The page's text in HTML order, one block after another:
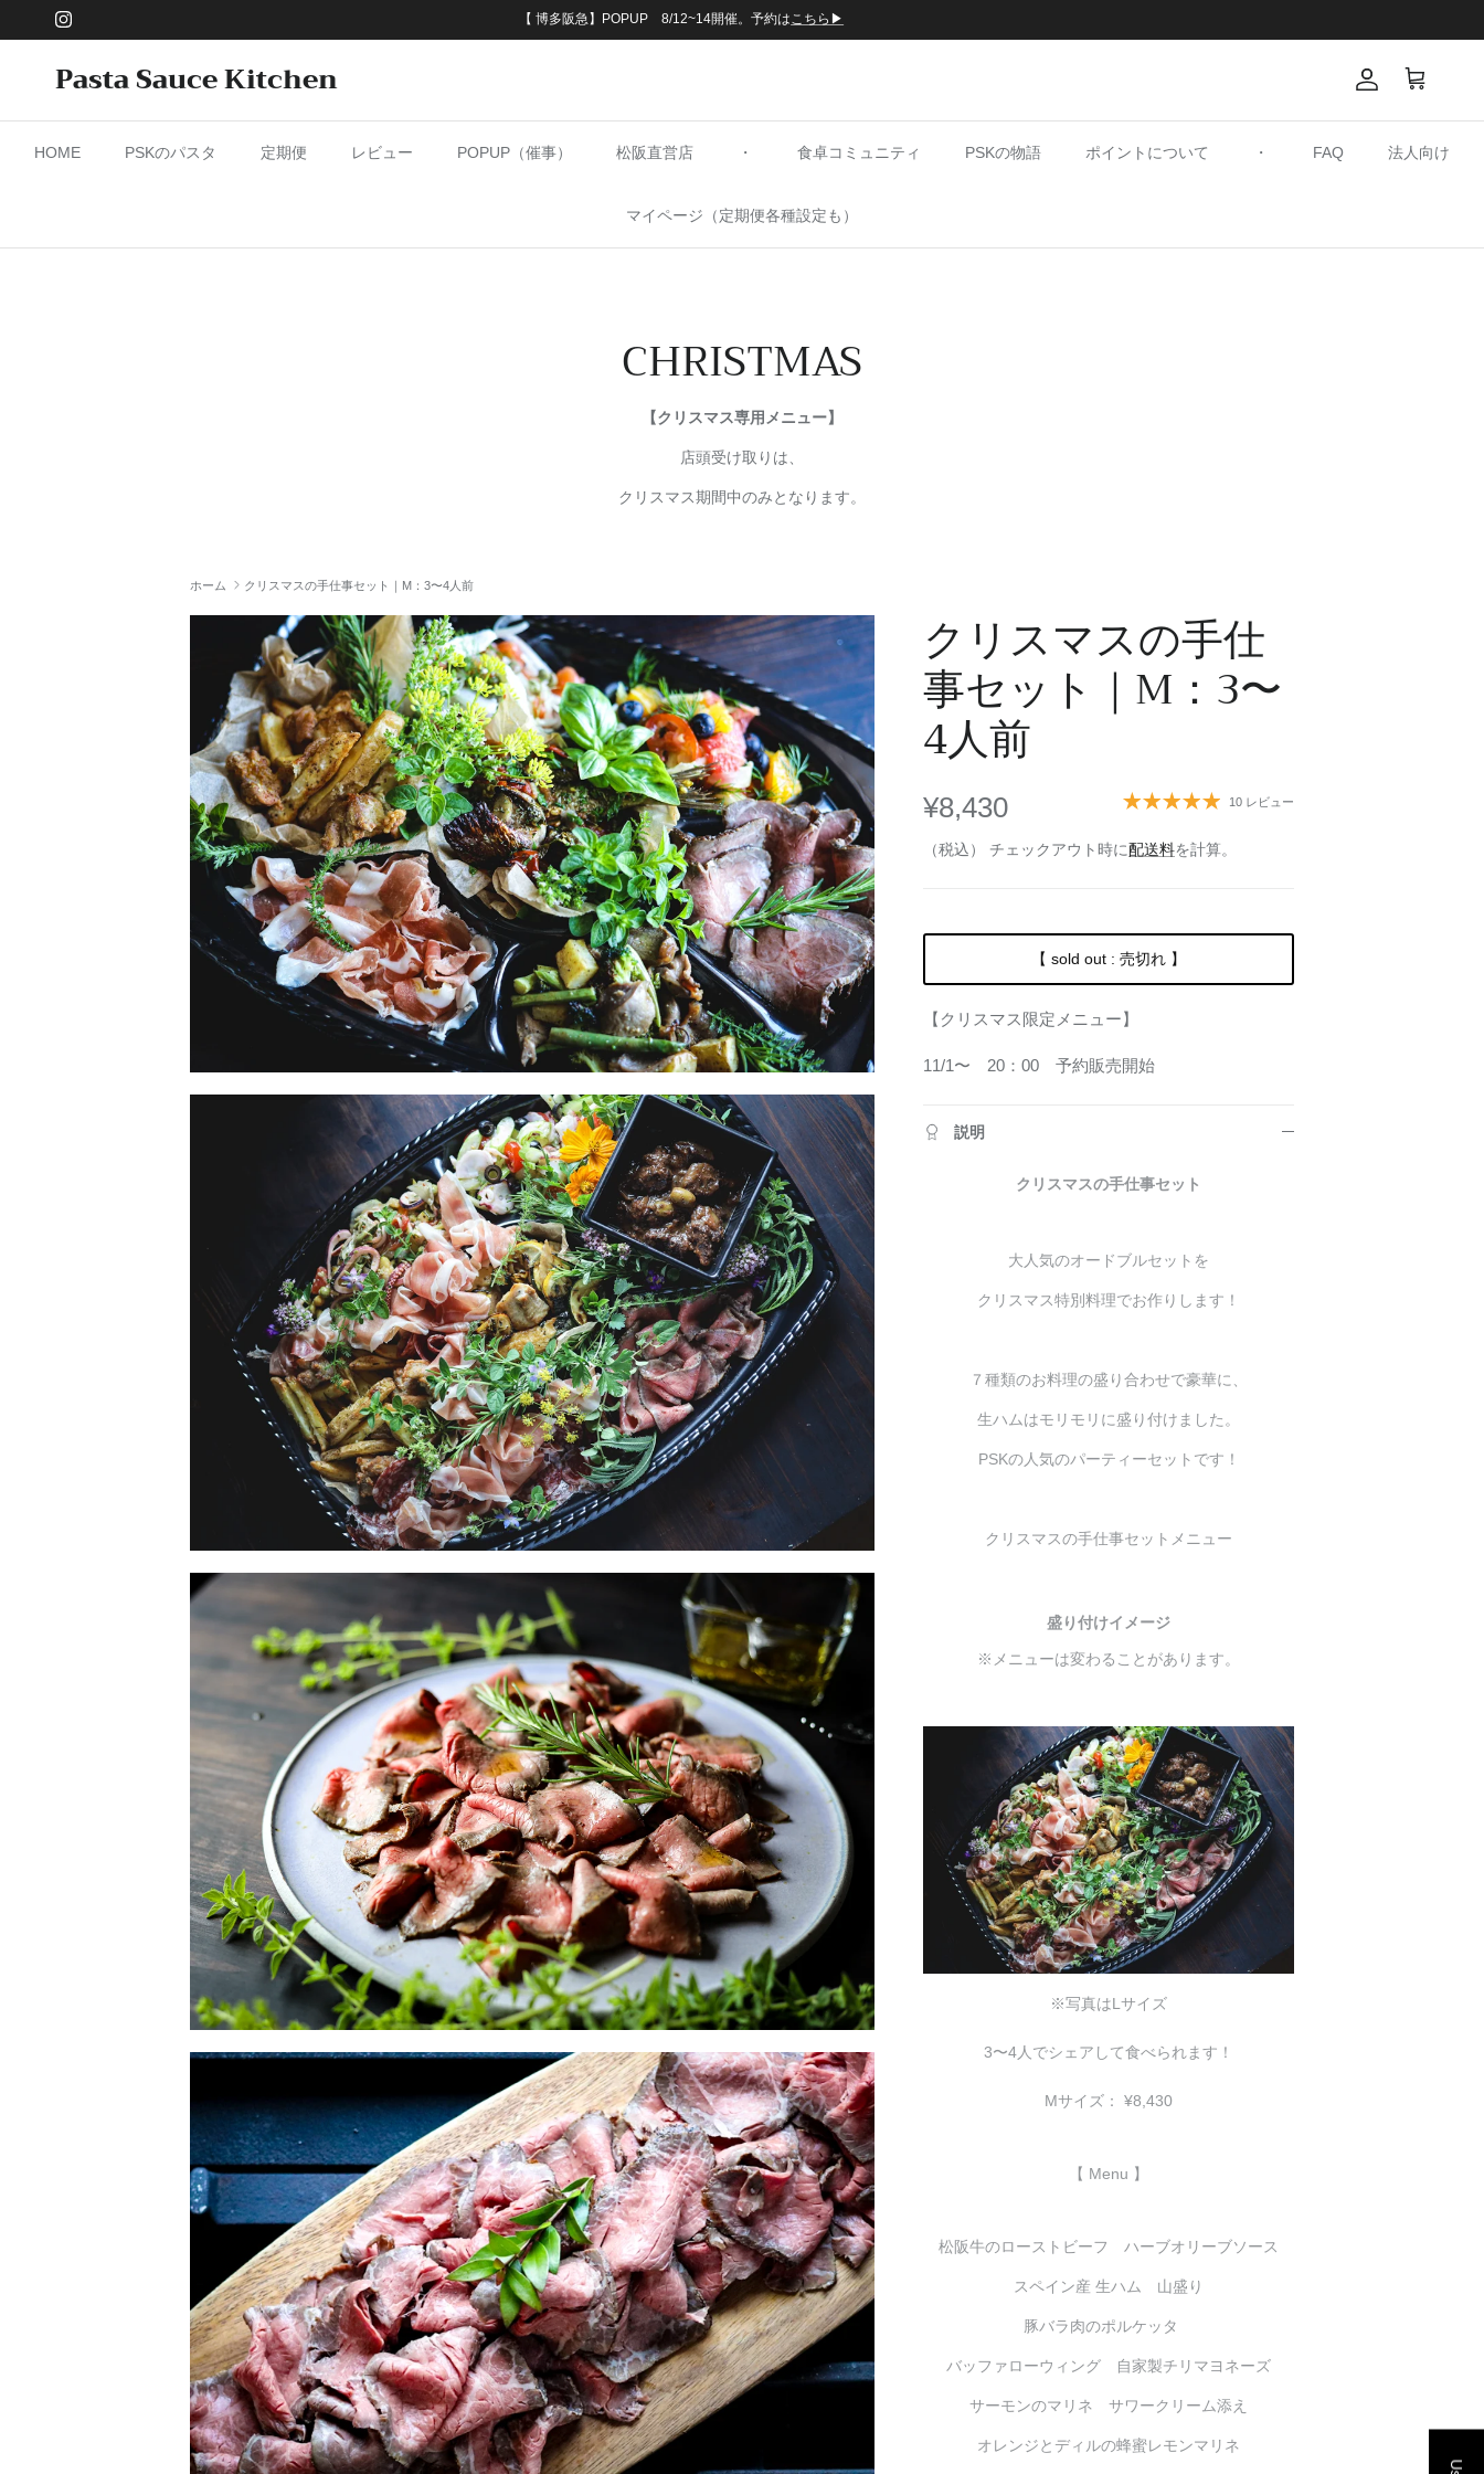
コンテンツへスキップ
Instagram 【 博多阪急】POPUP 8/12~14開催。予約はこちら▶︎
Pasta Sauce Kitchen アカウント
カート
HOME PSKのパスタ 定期便 レビュー POPUP（催事） 松阪直営店 ・ 食卓コミュニティ PSKの物語 ポイントについて ・ FAQ 法人向け
マイページ（定期便各種設定も）
CHRISTMAS
【クリスマス専用メニュー】
店頭受け取りは、
クリスマス期間中のみとなります。
ホーム クリスマスの手仕事セット｜M：3〜4人前
クリスマスの手仕
事セット｜M：3〜
4人前
¥8,430
（税込） チェックアウト時に配送料を計算。
10 レビュー
【 sold out : 売切れ 】
【クリスマス限定メニュー】
説明
クリスマスの手仕事セット
大人気のオードブルセットを
クリスマス特別料理でお作りします！
７種類のお料理の盛り合わせで豪華に、
生ハムはモリモリに盛り付けました。
PSKの人気のパーティーセットです！
クリスマスの手仕事セットメニュー
盛り付けイメージ
※メニューは変わることがあります。
※写真はLサイズ
3〜4人でシェアして食べられます！
Mサイズ： ¥8,430
【 Menu 】
松阪牛のローストビーフ ハーブオリーブソース
スペイン産 生ハム 山盛り
豚バラ肉のポルケッタ
バッファローウィング 自家製チリマヨネーズ
サーモンのマリネ サワークリーム添え
オレンジとディルの蜂蜜レモンマリネ